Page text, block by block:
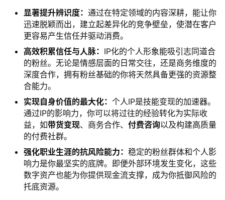
显著提升辨识度： 通过在特定领域的内容深耕，能让你
迅速脱颖而出，建立起差异化的竞争壁垒，使潜在客户
更容易产生信任并驱动消费。
高效积累信任与人脉： IP化的个人形象能吸引志同道合
的粉丝。无论是情感层面的日常交往，还是商务维度的
深度合作，拥有粉丝基础的你将天然具备更强的资源整
合能力。
实现自身价值的最大化： 个人IP是技能变现的加速器。
通过IP的影响力，你可以将过往的经验转化为实际收
益，如带货变现、商务合作、 付费咨询以及构建高质量
的付费社群。
强化职业生涯的抗风险能力： 稳定的粉丝群体和个人影
响力是你最坚实的底牌。即便外部环境发生变化，这些
数字资产也能为你提供现金流支撑，成为你抵御风险的
托底资源。